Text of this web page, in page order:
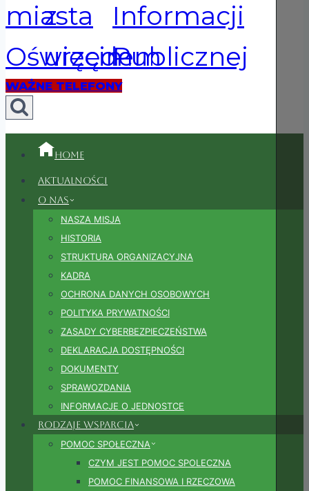
WAŻNE TELEFONY
Home
Aktualności
O nas
NASZA MISJA
HISTORIA
STRUKTURA ORGANIZACYJNA
KADRA
OCHRONA DANYCH OSOBOWYCH
POLITYKA PRYWATNOŚCI
ZASADY CYBERBEZPIECZEŃSTWA
DEKLARACJA DOSTĘPNOŚCI
DOKUMENTY
SPRAWOZDANIA
INFORMACJE O JEDNOSTCE
Rodzaje wsparcia
POMOC SPOŁECZNA
CZYM JEST POMOC SPOLECZNA
POMOC FINANSOWA I RZECZOWA